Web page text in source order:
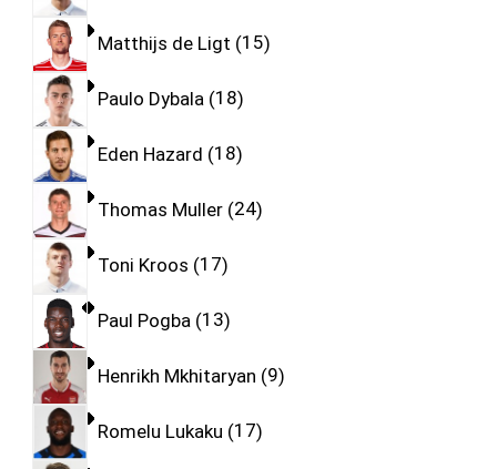
Matthijs de Ligt 15
Paulo Dybala 18
Eden Hazard 18
Thomas Muller 24
Toni Kroos 17
Paul Pogba 13
Henrikh Mkhitaryan 9
Romelu Lukaku 17